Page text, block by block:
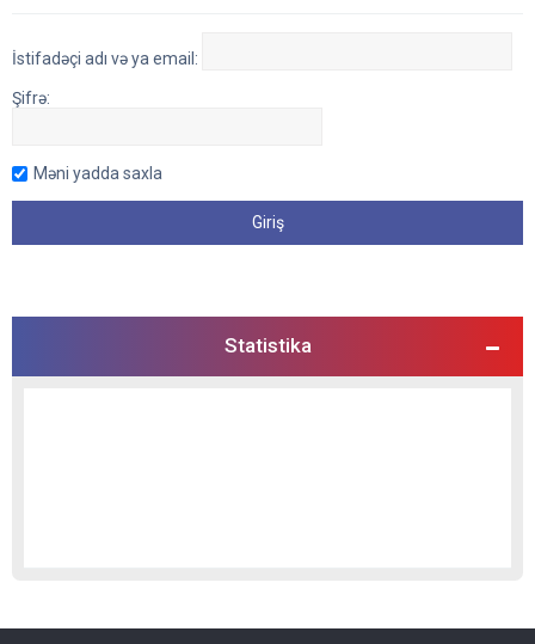
İstifadəçi adı və ya email:
Şifrə:
Məni yadda saxla
Statistika